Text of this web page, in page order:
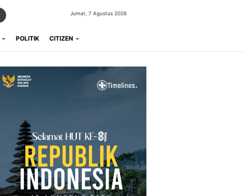
Jumat, 7 Agustus 2026
POLITIK CITIZEN